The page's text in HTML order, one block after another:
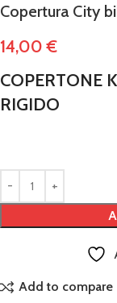
Copertura City
14,00€
COPERTONE
RIGIDO
Add to compare